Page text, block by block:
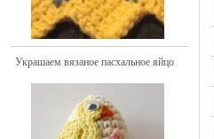
Украшаем вязаное пасхальное яйцо